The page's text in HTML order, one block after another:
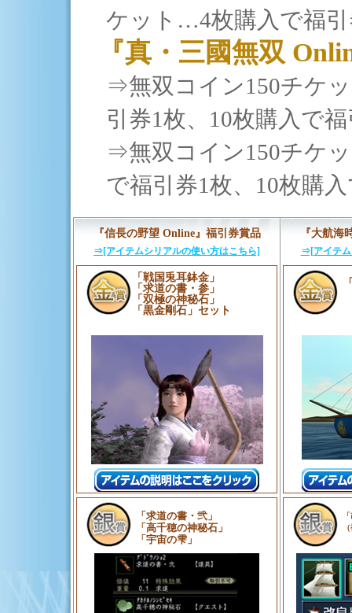
ケット…4枚購入で福引
『真・三國無双
⇒無双コイン150チケ
引券1枚、10枚購入で
⇒無双コイン150チケ
で福引券1枚、10枚購
『信長の野望 Online』福引券賞品
⇒[アイテムシリアルの使い方はこちら]
「戦国兎耳鉢金」
「求道の書・参」
「双極の神秘石」
「黒金剛石」セット
「求道の書・弐」
「高千穂の神秘石」
「宇宙の雫」
『大航海
⇒[アイテム